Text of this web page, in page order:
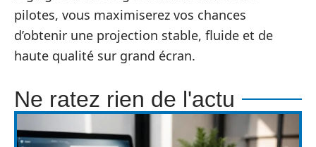
pilotes, vous maximiserez vos chances
d’obtenir une projection stable, fluide et de
haute qualité sur grand écran.
Ne ratez rien de l'actu